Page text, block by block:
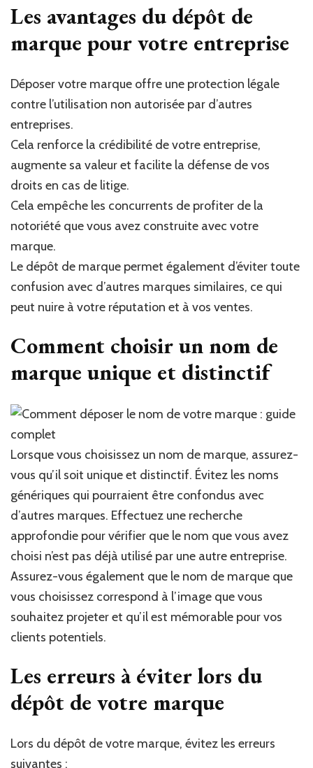
Les avantages du dépôt de
marque pour votre entreprise
Déposer votre marque offre une protection légale
contre l’utilisation non autorisée par d’autres
entreprises.
Cela renforce la crédibilité de votre entreprise,
augmente sa valeur et facilite la défense de vos
droits en cas de litige.
Cela empêche les concurrents de profiter de la
notoriété que vous avez construite avec votre
marque.
Le dépôt de marque permet également d’éviter toute
confusion avec d’autres marques similaires, ce qui
peut nuire à votre réputation et à vos ventes.
Comment choisir un nom de
marque unique et distinctif
Lorsque vous choisissez un nom de marque, assurez-
vous qu’il soit unique et distinctif. Évitez les noms
génériques qui pourraient être confondus avec
d’autres marques. Effectuez une recherche
approfondie pour vérifier que le nom que vous avez
choisi n’est pas déjà utilisé par une autre entreprise.
Assurez-vous également que le nom de marque que
vous choisissez correspond à l’image que vous
souhaitez projeter et qu’il est mémorable pour vos
clients potentiels.
Les erreurs à éviter lors du
dépôt de votre marque
Lors du dépôt de votre marque, évitez les erreurs
suivantes :